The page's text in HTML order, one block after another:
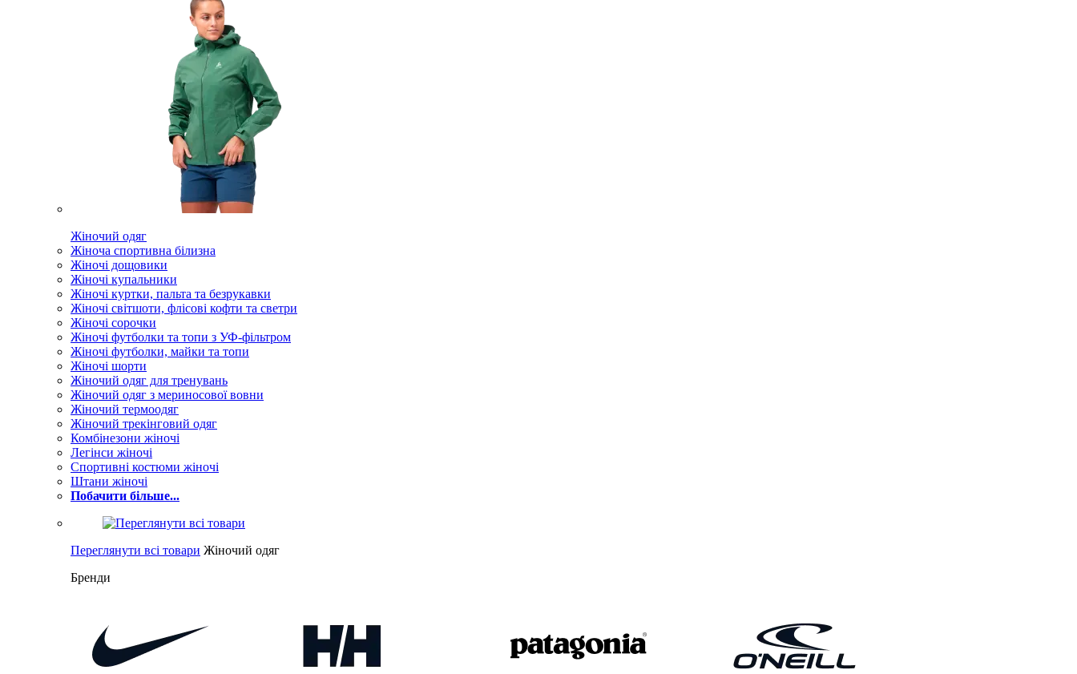
Жіночий одяг
Жіноча спортивна білизна
Жіночі дощовики
Жіночі купальники
Жіночі куртки, пальта та безрукавки
Жіночі світшоти, флісові кофти та светри
Жіночі сорочки
Жіночі футболки та топи з УФ-фільтром
Жіночі футболки, майки та топи
Жіночі шорти
Жіночий одяг для тренувань
Жіночий одяг з мериносової вовни
Жіночий термоодяг
Жіночий трекінговий одяг
Комбінезони жіночі
Легінси жіночі
Спортивні костюми жіночі
Штани жіночі
Побачити більше...
Переглянути всі товари Жіночий одяг
Бренди